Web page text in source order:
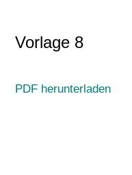
Vorlage 8
PDF herunterladen